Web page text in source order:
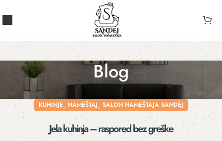
Blog
KUHINJE, NAMEŠTAJ, SALON NAMEŠTAJA SANDEJ
Jela kuhinja – raspored bez greške